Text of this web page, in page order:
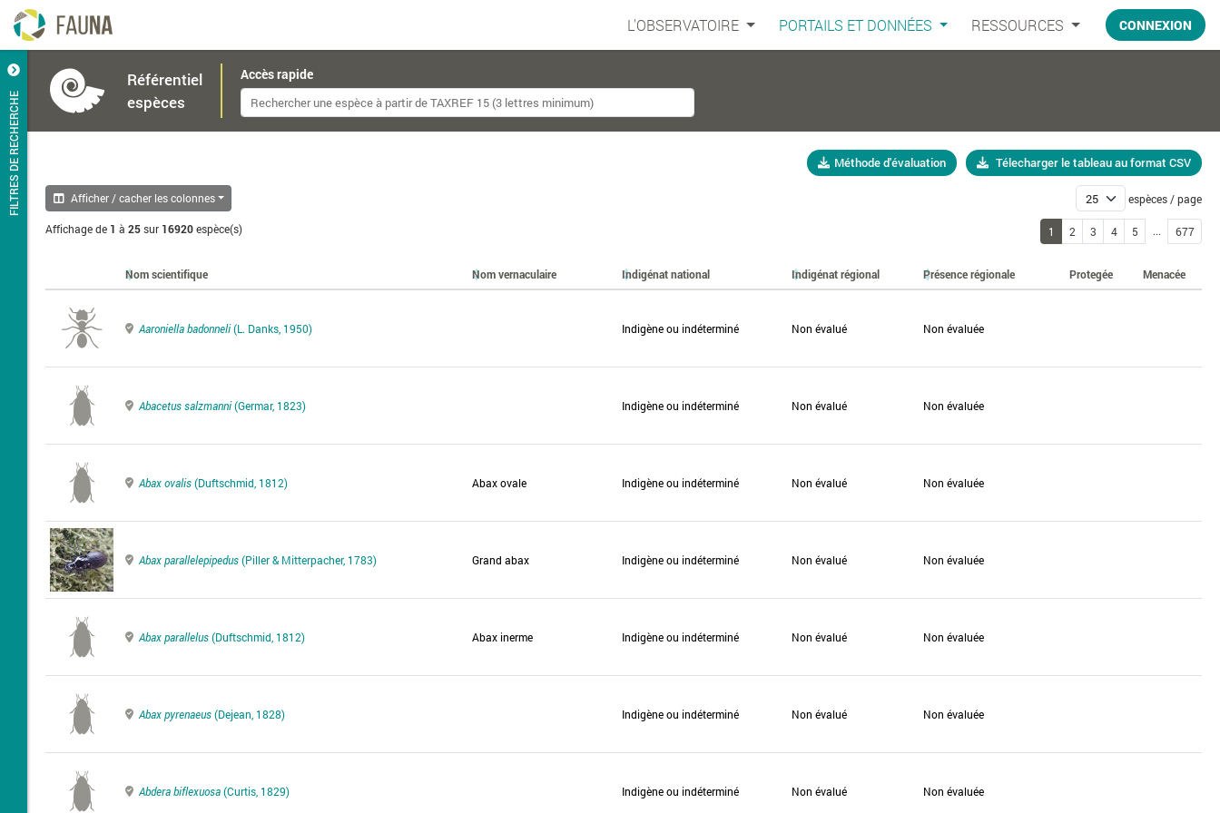
L'OBSERVATOIRE PORTAILS ET DONNÉES RESSOURCES CONNEXION
FILTRES DE RECHERCHE
Référentiel
espèces
Accès rapide
Méthode d'évaluation Télecharger le tableau au format CSV
Afficher / cacher les colonnes
Affichage de 1 à 25sur 16920espèce(s)
espèces / page
1 2 3 4 5 ... 677
Nom scientifique Nom vernaculaire Indigénat national Indigénat régional Présence régionale Protegée Menacée
Aaroniella badonneli(L. Danks, 1950) Indigène ou indéterminé Non évalué Non évaluée
Abacetus salzmanni(Germar, 1823) Indigène ou indéterminé Non évalué Non évaluée
Abax ovalis(Duftschmid, 1812) Abax ovale Indigène ou indéterminé Non évalué Non évaluée
Abax parallelepipedus(Piller & Mitterpacher, 1783) Grand abax Indigène ou indéterminé Non évalué Non évaluée
Abax parallelus(Duftschmid, 1812) Abax inerme Indigène ou indéterminé Non évalué Non évaluée
Abax pyrenaeus(Dejean, 1828) Indigène ou indéterminé Non évalué Non évaluée
Abdera biflexuosa(Curtis, 1829) Indigène ou indéterminé Non évalué Non évaluée